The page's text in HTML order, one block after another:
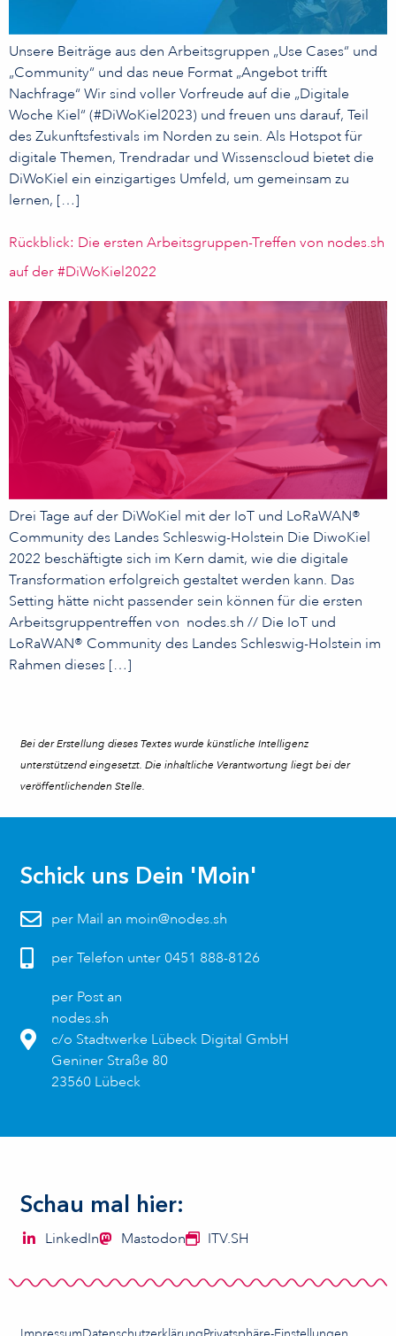
Unsere Beiträge aus den Arbeitsgruppen „Use Cases“ und
„Community“ und das neue Format „Angebot trifft
Nachfrage“ Wir sind voller Vorfreude auf die „Digitale
Woche Kiel“ (#DiWoKiel2023) und freuen uns darauf, Teil
des Zukunftsfestivals im Norden zu sein. Als Hotspot für
digitale Themen, Trendradar und Wissenscloud bietet die
DiWoKiel ein einzigartiges Umfeld, um gemeinsam zu
lernen, […]
Rückblick: Die ersten Arbeitsgruppen-Treffen von nodes.sh
auf der #DiWoKiel2022
Drei Tage auf der DiWoKiel mit der IoT und LoRaWAN®
Community des Landes Schleswig-Holstein Die DiwoKiel
2022 beschäftigte sich im Kern damit, wie die digitale
Transformation erfolgreich gestaltet werden kann. Das
Setting hätte nicht passender sein können für die ersten
Arbeitsgruppentreffen von nodes.sh // Die IoT und
LoRaWAN® Community des Landes Schleswig-Holstein im
Rahmen dieses […]
Bei der Erstellung dieses Textes wurde künstliche Intelligenz
unterstützend eingesetzt. Die inhaltliche Verantwortung liegt bei der
veröffentlichenden Stelle.
Schick uns Dein 'Moin'
per Mail an moin@nodes.sh
per Telefon unter 0451 888-8126
per Post an
nodes.sh
c/o Stadtwerke Lübeck Digital GmbH
Geniner Straße 80
23560 Lübeck
Schau mal hier:
LinkedIn Mastodon ITV.SH